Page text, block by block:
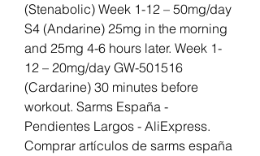
(Stenabolic) Week 1-12 – 50mg/day
S4 (Andarine) 25mg in the morning
and 25mg 4-6 hours later. Week 1-
12 – 20mg/day GW-501516
(Cardarine) 30 minutes before
workout. Sarms España -
Pendientes Largos - AliExpress.
Comprar artículos de sarms españa